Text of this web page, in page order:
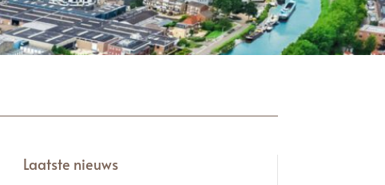
Laatste nieuws